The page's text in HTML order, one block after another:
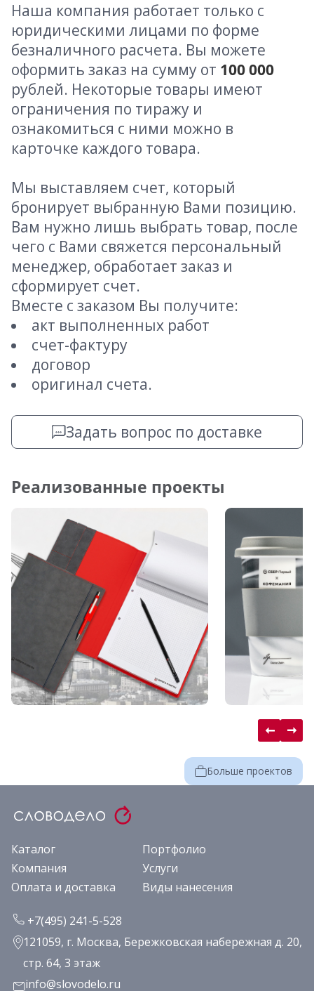
Наша компания работает только с
юридическими лицами по форме
безналичного расчета. Вы можете
оформить заказ на сумму от 100 000
рублей. Некоторые товары имеют
ограничения по тиражу и
ознакомиться с ними можно в
карточке каждого товара.
Мы выставляем счет, который
бронирует выбранную Вами позицию.
Вам нужно лишь выбрать товар, после
чего с Вами свяжется персональный
менеджер, обработает заказ и
сформирует счет.
Вместе с заказом Вы получите:
акт выполненных работ
счет-фактуру
договор
оригинал счета.
Задать вопрос по доставке
Реализованные проекты
Больше проектов
Каталог
Портфолио
Компания
Услуги
Оплата и доставка
Виды нанесения
+7(495) 241-5-528
121059, г. Москва, Бережковская набережная д. 20,
стр. 64, 3 этаж
info@slovodelo.ru